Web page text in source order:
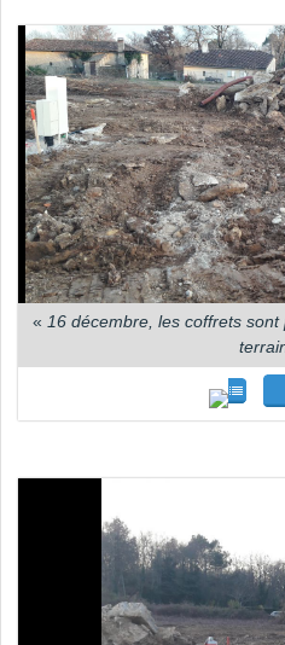
« 16 décembre, les coffrets